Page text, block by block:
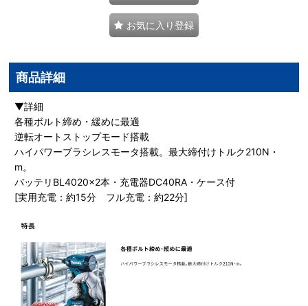
お気に入り登録
商品詳細
▼詳細
各種ボルト締め・緩めに最適
逆転オートストップモード搭載
ハイパワーブラシレスモータ搭載。最大締付けトルク210N・
m。
バッテリBL4020×2本・充電器DC40RA・ケース付
[実用充電：約15分 フル充電：約22分]